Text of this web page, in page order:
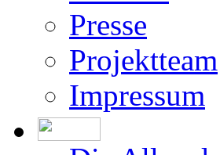
Presse
Projektteam
Impressum